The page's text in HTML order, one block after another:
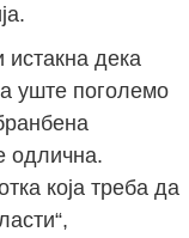
дека
уште поголемо
одлична.
која треба да